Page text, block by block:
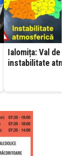
Ialomița: Val de
instabilitate